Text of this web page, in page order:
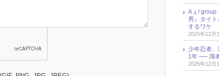
Aぇ! group
男』タイ
するワケ
2025年12月
少年忍者
1年 ── 識
2025年12月